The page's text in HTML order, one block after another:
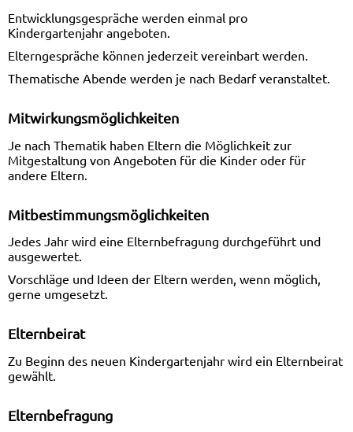
Entwicklungsgespräche werden einmal pro
Kindergartenjahr angeboten.
Elterngespräche können jederzeit vereinbart werden.
Thematische Abende werden je nach Bedarf veranstaltet.
Mitwirkungsmöglichkeiten
Je nach Thematik haben Eltern die Möglichkeit zur
Mitgestaltung von Angeboten für die Kinder oder für
andere Eltern.
Mitbestimmungsmöglichkeiten
Jedes Jahr wird eine Elternbefragung durchgeführt und
ausgewertet.
Vorschläge und Ideen der Eltern werden, wenn möglich,
gerne umgesetzt.
Elternbeirat
Zu Beginn des neuen Kindergartenjahr wird ein Elternbeirat
gewählt.
Elternbefragung